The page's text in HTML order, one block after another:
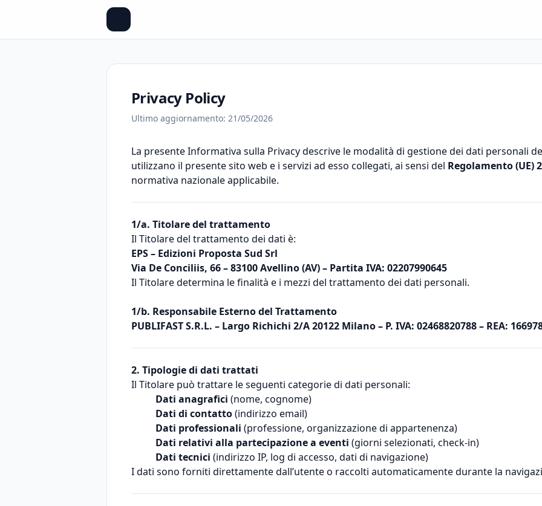
Privacy Policy
Ultimo aggiornamento: 21/05/2026
La presente Informativa sulla Privacy descrive le modalità di gestione dei dati personali
utilizzano il presente sito web e i servizi ad esso collegati, ai sensi del Regolamento (UE)
normativa nazionale applicabile.
1/a. Titolare del trattamento
Il Titolare del trattamento dei dati è:
EPS – Edizioni Proposta Sud Srl
Via De Conciliis, 66 – 83100 Avellino (AV) – Partita IVA: 02207990645
Il Titolare determina le finalità e i mezzi del trattamento dei dati personali.
1/b. Responsabile Esterno del Trattamento
PUBLIFAST S.R.L. – Largo Richichi 2/A 20122 Milano – P. IVA: 02468820788 – REA:
2. Tipologie di dati trattati
Il Titolare può trattare le seguenti categorie di dati personali:
Dati anagrafici (nome, cognome)
Dati di contatto(indirizzo email)
Dati professionali (professione, organizzazione di appartenenza)
Dati relativi alla partecipazione a eventi (giorni selezionati, check-in)
Dati tecnici (indirizzo IP, log di accesso, dati di navigazione)
I dati sono forniti direttamente dall’utente o raccolti automaticamente durante la